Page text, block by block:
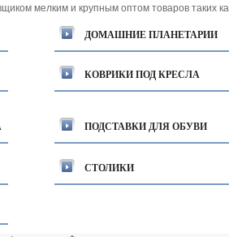
мелким и крупным оптом товаров таких
ДОМАШНИЕ ПЛАНЕТАРИИ
КОВРИКИ ПОД КРЕСЛА
ПОДСТАВКИ ДЛЯ ОБУВИ
СТОЛИКИ